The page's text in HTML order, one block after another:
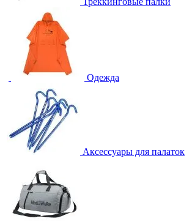
Одежда
Аксессуары для палаток